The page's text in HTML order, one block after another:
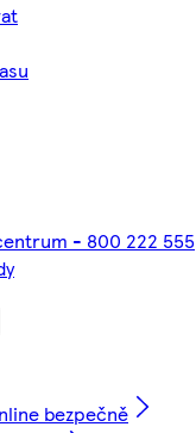
- 800 222 555
bezpečně